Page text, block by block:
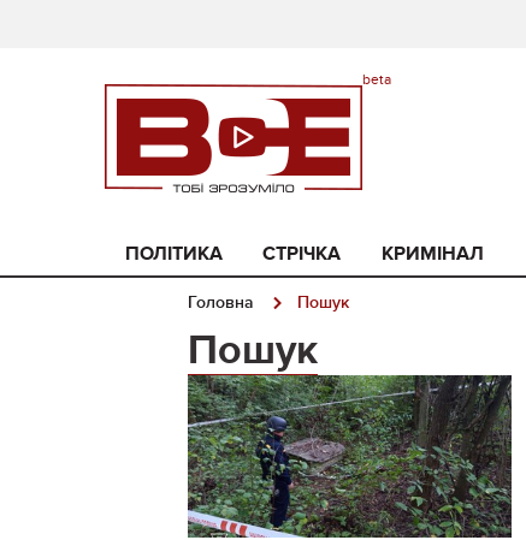
ПОЛІТИКА СТРІЧКА КРИМІНАЛ
Головна Пошук
Пошук